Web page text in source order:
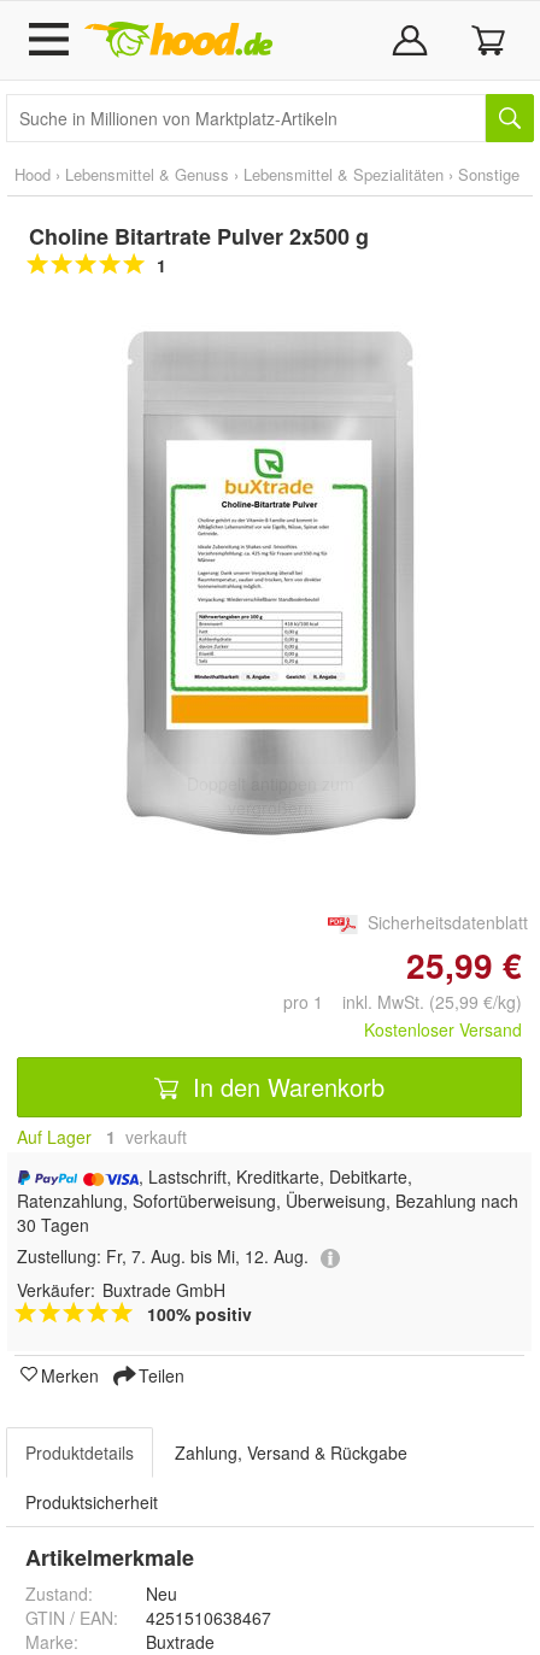
Hood › Lebensmittel & Genuss › Lebensmittel & Spezialitäten › Sonstige
Choline Bitartrate Pulver 2x500 g
1
vergrößern
Sicherheitsdatenblatt
25,99 €
pro 1 inkl. MwSt. (25,99 €/kg)
Kostenloser Versand
In den Warenkorb
Auf Lager 1 verkauft
, Lastschrift, Kreditkarte, Debitkarte,
Ratenzahlung, Sofortüberweisung, Überweisung, Bezahlung nach
30 Tagen
Zustellung: Fr, 7. Aug. bis Mi, 12. Aug.
Verkäufer: Buxtrade GmbH
100% positiv
Merken Teilen
Produktdetails Zahlung, Versand & Rückgabe
Produktsicherheit
Artikelmerkmale
Zustand:
Neu
GTIN / EAN:
4251510638467
Marke:
Buxtrade